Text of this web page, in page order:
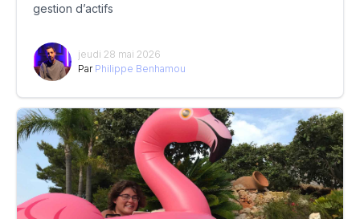
gestion d’actifs
jeudi 28 mai 2026
Par Philippe Benhamou